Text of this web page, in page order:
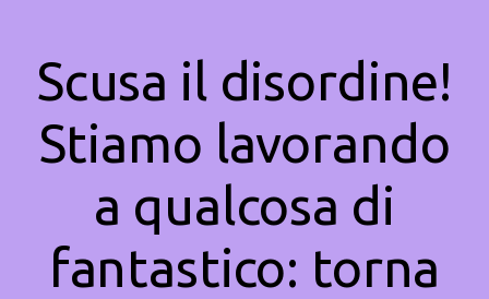
Scusa il disordine!
Stiamo lavorando
a qualcosa di
fantastico: torna